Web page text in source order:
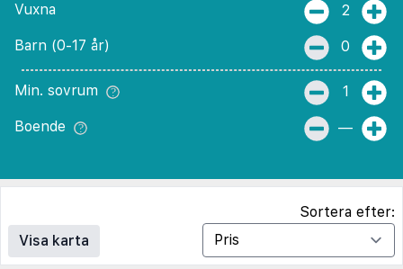
Vuxna 2
Barn (0-17 år) 0
Min. sovrum 1
Boende —
Visa karta
Sortera efter: